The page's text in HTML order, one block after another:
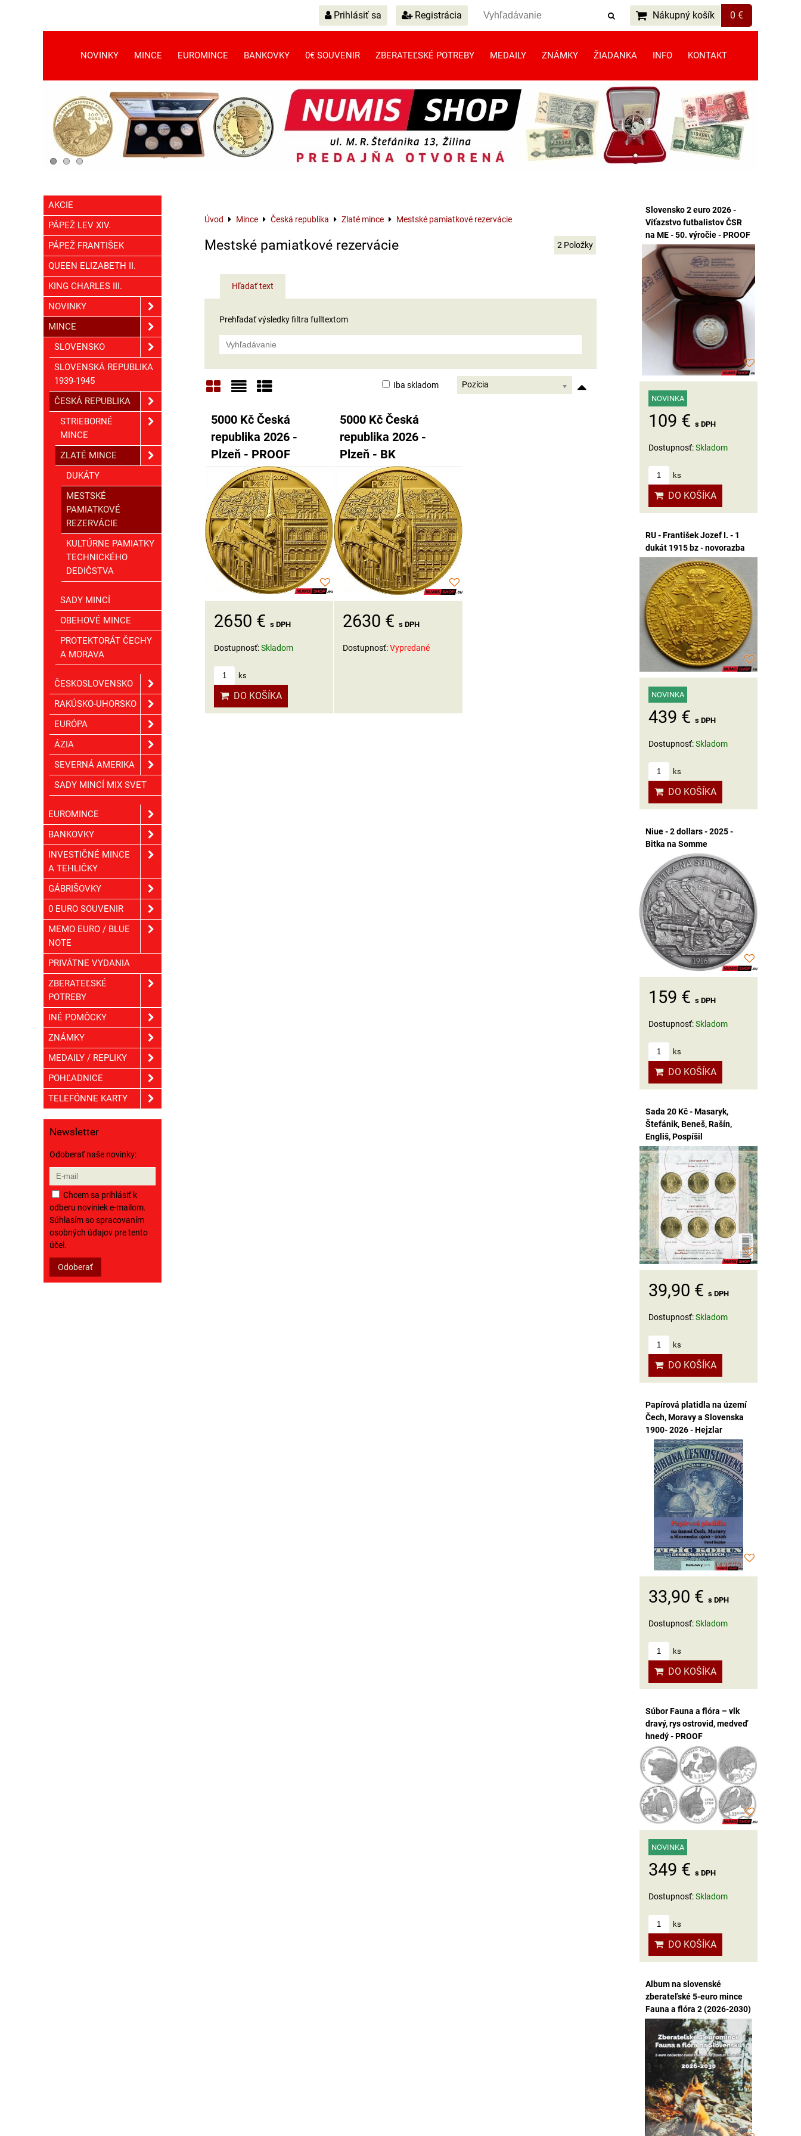
Prihlásiť sa Registrácia Nákupný košík 0 €
NOVINKY MINCE EUROMINCE BANKOVKY 0€ SOUVENIR ZBERATEĽSKÉ POTREBY MEDAILY ZNÁMKY ŽIADANKA INFO KONTAKT
Úvod Mince Česká republika Zlaté mince Mestské pamiatkové rezervácie
Mestské pamiatkové rezervácie 2 Položky
Hľadať text
Prehľadať výsledky filtra fulltextom
MriežkaZoznamTabuľka
Pozícia
Iba skladom
5000 Kč Česká
republika 2026 -
Plzeň - PROOF
2650 € s DPH
Dostupnosť:Skladom
ks
DO KOŠÍKA
5000 Kč Česká
republika 2026 -
Plzeň - BK
2630 €s DPH
Dostupnosť:Vypredané
AKCIE
PÁPEŽ LEV XIV.
PÁPEŽ FRANTIŠEK
QUEEN ELIZABETH II.
KING CHARLES III.
NOVINKY
MINCE
SLOVENSKO
SLOVENSKÁ REPUBLIKA
1939-1945
ČESKÁ REPUBLIKA
STRIEBORNÉ
MINCE
ZLATÉ MINCE
DUKÁTY
MESTSKÉ
PAMIATKOVÉ
REZERVÁCIE
KULTÚRNE PAMIATKY
TECHNICKÉHO
DEDIČSTVA
SADY MINCÍ
OBEHOVÉ MINCE
PROTEKTORÁT ČECHY
A MORAVA
ČESKOSLOVENSKO
RAKÚSKO-UHORSKO
EURÓPA
ÁZIA
SEVERNÁ AMERIKA
SADY MINCÍ MIX SVET
EUROMINCE
BANKOVKY
INVESTIČNÉ MINCE
A TEHLIČKY
GÁBRIŠOVKY
0 EURO SOUVENIR
MEMO EURO / BLUE
NOTE
PRIVÁTNE VYDANIA
ZBERATEĽSKÉ
POTREBY
INÉ POMÔCKY
ZNÁMKY
MEDAILY / REPLIKY
POHĽADNICE
TELEFÓNNE KARTY
Newsletter
Odoberať naše novinky:
Chcem sa prihlásiť k
odberu noviniek e-mailom.
Súhlasím so spracovaním
osobných údajov pre tento
účel.
Odoberať
Slovensko 2 euro 2026 -
Víťazstvo futbalistov ČSR
na ME - 50. výročie - PROOF
NOVINKA
109 € s DPH
Dostupnosť:Skladom
ks
DO KOŠÍKA
RU - František Jozef I. - 1
dukát 1915 bz - novorazba
NOVINKA
439 € s DPH
Dostupnosť:Skladom
ks
DO KOŠÍKA
Niue - 2 dollars - 2025 -
Bitka na Somme
159 € s DPH
Dostupnosť:Skladom
ks
DO KOŠÍKA
Sada 20 Kč - Masaryk,
Štefánik, Beneš, Rašín,
Engliš, Pospíšil
39,90 € s DPH
Dostupnosť:Skladom
ks
DO KOŠÍKA
Papírová platidla na území
Čech, Moravy a Slovenska
1900- 2026 - Hejzlar
33,90 € s DPH
Dostupnosť:Skladom
ks
DO KOŠÍKA
Súbor Fauna a flóra – vlk
dravý, rys ostrovid, medveď
hnedý - PROOF
NOVINKA
349 € s DPH
Dostupnosť:Skladom
ks
DO KOŠÍKA
Album na slovenské
zberateľské 5-euro mince
Fauna a flóra 2 (2026-2030)